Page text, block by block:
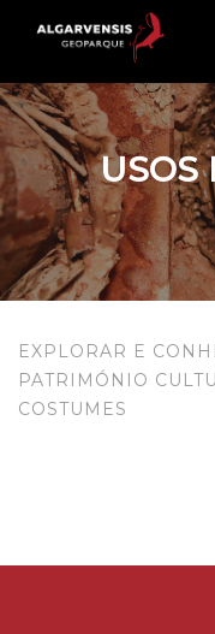
USOS
EXPLORAR E
PATRIMÓNIO
COSTUMES